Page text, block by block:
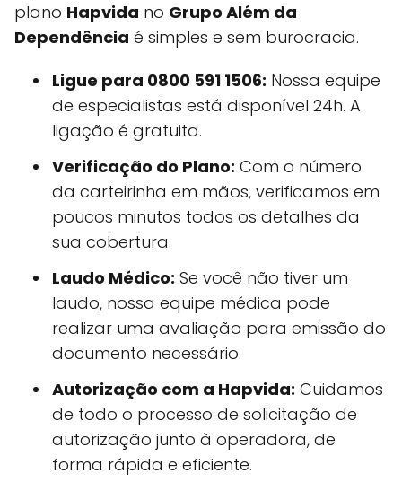
plano Hapvida no Grupo Além da
Dependência é simples e sem burocracia.
Ligue para 0800 591 1506: Nossa equipe
de especialistas está disponível 24h. A
ligação é gratuita.
Verificação do Plano: Com o número
da carteirinha em mãos, verificamos em
poucos minutos todos os detalhes da
sua cobertura.
Laudo Médico: Se você não tiver um
laudo, nossa equipe médica pode
realizar uma avaliação para emissão do
documento necessário.
Autorização com a Hapvida: Cuidamos
de todo o processo de solicitação de
autorização junto à operadora, de
forma rápida e eficiente.